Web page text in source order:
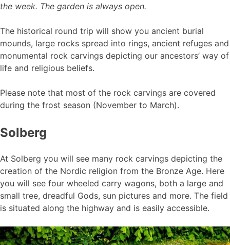
the week. The garden is always open.
The historical round trip will show you ancient burial
mounds, large rocks spread into rings, ancient refuges and
monumental rock carvings depicting our ancestors’ way of
life and religious beliefs.
Please note that most of the rock carvings are covered
during the frost season (November to March).
Solberg
At Solberg you will see many rock carvings depicting the
creation of the Nordic religion from the Bronze Age. Here
you will see four wheeled carry wagons, both a large and
small tree, dreadful Gods, sun pictures and more. The field
is situated along the highway and is easily accessible.